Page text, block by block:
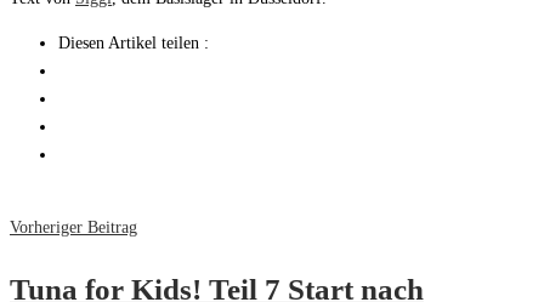
Diesen Artikel teilen :
Vorheriger Beitrag
Tuna for Kids! Teil 7 Start nach